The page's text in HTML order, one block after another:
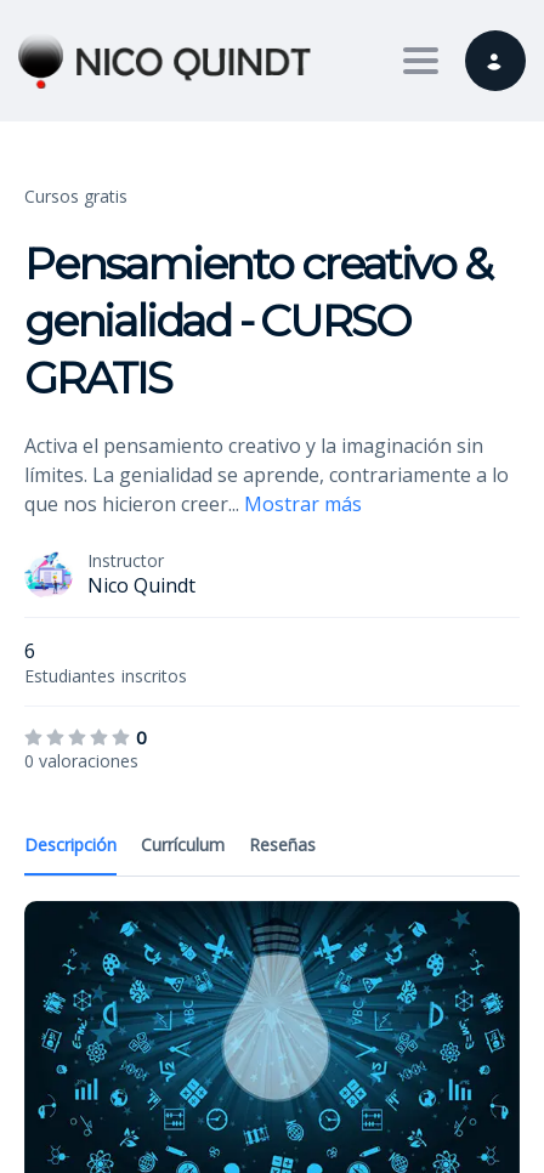
Toggle
Cursos gratis
Pensamiento creativo &
genialidad - CURSO
GRATIS
Activa el pensamiento creativo y la imaginación sin
límites. La genialidad se aprende, contrariamente a lo
que nos hicieron creer... Mostrar más
Instructor
Nico Quindt
6
Estudiantes inscritos
0
0 valoraciones
Descripción Currículum Reseñas